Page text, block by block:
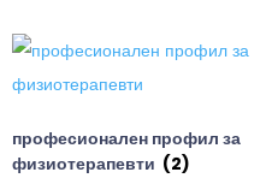
професионален профил за
физиотерапевти (2)